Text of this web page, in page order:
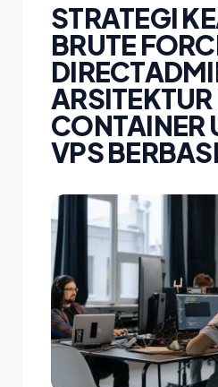
STRATEGI
BRUTE
CONTAINER
VPS